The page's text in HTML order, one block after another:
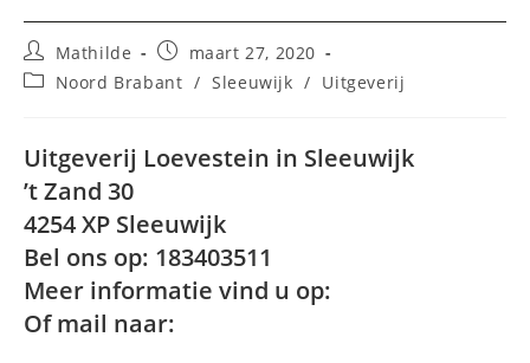
Bericht
auteur:
Mathilde
Bericht
gepubliceerd
op:
maart 27, 2020
Berichtcategorie:
Noord Brabant / Sleeuwijk / Uitgeverij
Uitgeverij Loevestein in Sleeuwijk
’t Zand 30
4254 XP Sleeuwijk
Bel ons op: 183403511
Meer informatie vind u op:
Of mail naar: